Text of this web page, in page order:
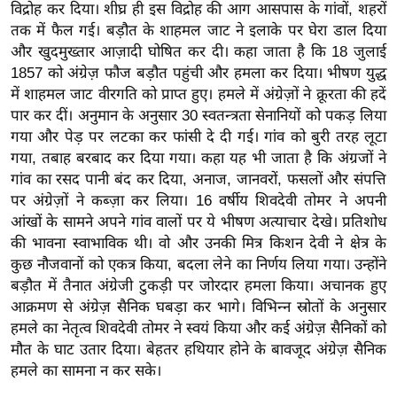
प्र
भु
म
हि
मा
/
ध
र्म
स्थ
ल
व्र
त
त्यो
हा
र
रा
विद्रोह कर दिया। शीघ्र ही इस विद्रोह की आग आसपास के गांवों, शहरों
तक में फैल गई। बड़ौत के शाहमल जाट ने इलाके पर घेरा डाल दिया
और खुदमुख्तार आज़ादी घोषित कर दी। कहा जाता है कि 18 जुलाई
1857 को अंग्रेज़ फौज बड़ौत पहुंची और हमला कर दिया। भीषण युद्ध
में शाहमल जाट वीरगति को प्राप्त हुए। हमले में अंग्रेज़ों ने क्रूरता की हदें
पार कर दीं। अनुमान के अनुसार 30 स्वतन्त्रता सेनानियों को पकड़ लिया
गया और पेड़ पर लटका कर फांसी दे दी गई। गांव को बुरी तरह लूटा
गया, तबाह बरबाद कर दिया गया। कहा यह भी जाता है कि अंग्रजों ने
गांव का रसद पानी बंद कर दिया, अनाज, जानवरों, फसलों और संपत्ति
पर अंग्रेज़ों ने कब्ज़ा कर लिया। 16 वर्षीय शिवदेवी तोमर ने अपनी
आंखों के सामने अपने गांव वालों पर ये भीषण अत्याचार देखे। प्रतिशोध
की भावना स्वाभाविक थी। वो और उनकी मित्र किशन देवी ने क्षेत्र के
कुछ नौजवानों को एकत्र किया, बदला लेने का निर्णय लिया गया। उन्होंने
बड़ौत में तैनात अंग्रेजी टुकड़ी पर जोरदार हमला किया। अचानक हुए
आक्रमण से अंग्रेज़ सैनिक घबड़ा कर भागे। विभिन्न स्रोतों के अनुसार
हमले का नेतृत्व शिवदेवी तोमर ने स्वयं किया और कई अंग्रेज़ सैनिकों को
मौत के घाट उतार दिया। बेहतर हथियार होने के बावजूद अंग्रेज़ सैनिक
हमले का सामना न कर सके।